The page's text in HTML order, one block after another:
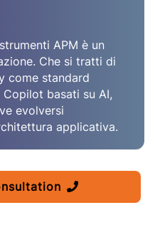
APM è un
Che si tratti di
come standard
basati su AI,
evolversi
applicativa.